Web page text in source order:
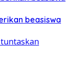
beasiswa